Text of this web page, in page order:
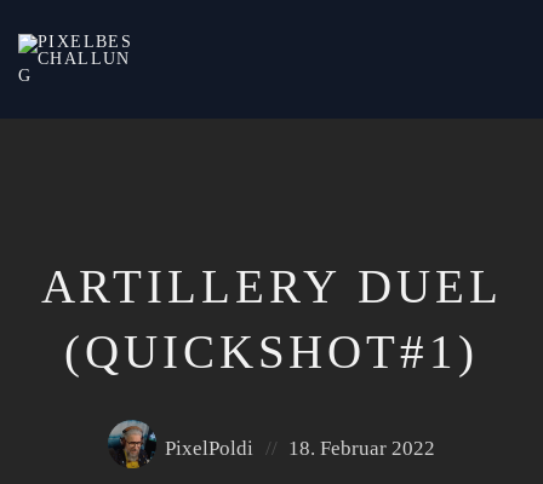
ARTILLERY DUEL
(QUICKSHOT#1)
Posted
by:
PixelPoldi
on
18. Februar 2022